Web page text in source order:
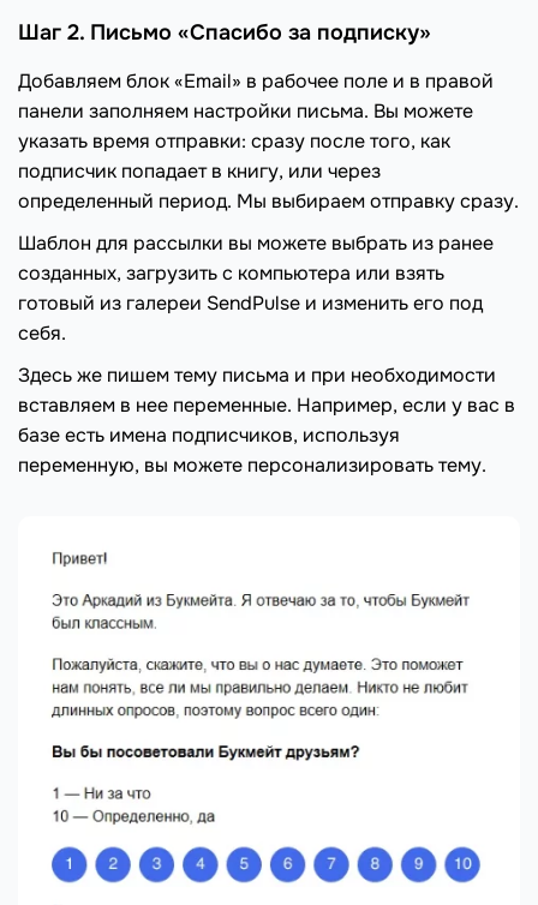
Шаг 2. Письмо «Спасибо за подписку»
Добавляем блок «Email» в рабочее поле и в правой
панели заполняем настройки письма. Вы можете
указать время отправки: сразу после того, как
подписчик попадает в книгу, или через
определенный период. Мы выбираем отправку сразу.
Шаблон для рассылки вы можете выбрать из ранее
созданных, загрузить с компьютера или взять
готовый из галереи SendPulse и изменить его под
себя.
Здесь же пишем тему письма и при необходимости
вставляем в нее переменные. Например, если у вас в
базе есть имена подписчиков, используя
переменную, вы можете персонализировать тему.